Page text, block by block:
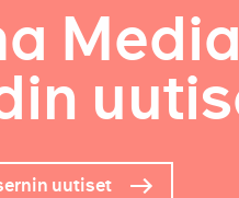
Media
uutiset